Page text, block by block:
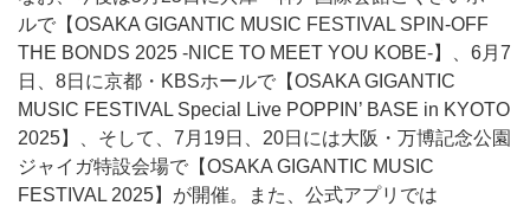
ルで【OSAKA GIGANTIC MUSIC FESTIVAL SPIN-OFF
THE BONDS 2025 -NICE TO MEET YOU KOBE-】、6月7
日、8日に京都・KBSホールで【OSAKA GIGANTIC
MUSIC FESTIVAL Special Live POPPIN’ BASE in KYOTO
2025】、そして、7月19日、20日には大阪・万博記念公園
ジャイガ特設会場で【OSAKA GIGANTIC MUSIC
FESTIVAL 2025】が開催。また、公式アプリでは